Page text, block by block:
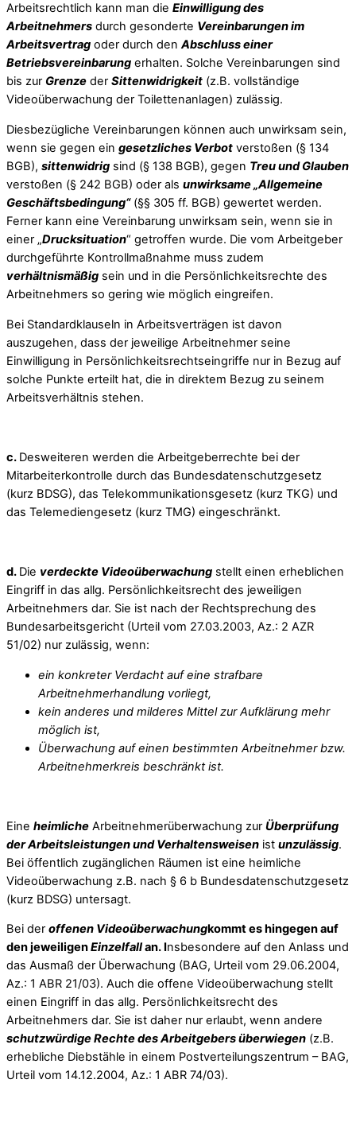
Arbeitsrechtlich kann man die Einwilligung des
Arbeitnehmers durch gesonderte Vereinbarungen im
Arbeitsvertrag oder durch denAbschluss einer
Betriebsvereinbarung erhalten. Solche Vereinbarungen sind
bis zur Grenze der Sittenwidrigkeit (z.B. vollständige
Videoüberwachung der Toilettenanlagen) zulässig.
Diesbezügliche Vereinbarungen können auch unwirksam sein,
wenn sie gegen ein gesetzliches Verbot verstoßen (§ 134
BGB), sittenwidrig sind (§ 138 BGB), gegen Treu und Glauben
verstoßen (§ 242 BGB) oder als unwirksame „Allgemeine
Geschäftsbedingung“(§§ 305 ff. BGB) gewertet werden.
Ferner kann eine Vereinbarung unwirksam sein, wenn sie in
einer „Drucksituation“ getroffen wurde. Die vom Arbeitgeber
durchgeführte Kontrollmaßnahme muss zudem
verhältnismäßig sein und in die Persönlichkeitsrechte des
Arbeitnehmers so gering wie möglich eingreifen.
Bei Standardklauseln in Arbeitsverträgen ist davon
auszugehen, dass der jeweilige Arbeitnehmer seine
Einwilligung in Persönlichkeitsrechtseingriffe nur in Bezug auf
solche Punkte erteilt hat, die in direktem Bezug zu seinem
Arbeitsverhältnis stehen.
c. Desweiteren werden die Arbeitgeberrechte bei der
Mitarbeiterkontrolle durch das Bundesdatenschutzgesetz
(kurz BDSG), das Telekommunikationsgesetz (kurz TKG) und
das Telemediengesetz (kurz TMG) eingeschränkt.
d. Die verdeckte Videoüberwachung stellt einen erheblichen
Eingriff in das allg. Persönlichkeitsrecht des jeweiligen
Arbeitnehmers dar. Sie ist nach der Rechtsprechung des
Bundesarbeitsgericht (Urteil vom 27.03.2003, Az.: 2 AZR
51/02) nur zulässig, wenn:
ein konkreter Verdacht auf eine strafbare
Arbeitnehmerhandlung vorliegt,
kein anderes und milderes Mittel zur Aufklärung mehr
möglich ist,
Überwachung auf einen bestimmten Arbeitnehmer bzw.
Arbeitnehmerkreis beschränkt ist.
Eine heimliche Arbeitnehmerüberwachung zur Überprüfung
der Arbeitsleistungen und Verhaltensweisen ist unzulässig.
Bei öffentlich zugänglichen Räumen ist eine heimliche
Videoüberwachung z.B. nach § 6 b Bundesdatenschutzgesetz
(kurz BDSG) untersagt.
Bei der offenen Videoüberwachungkommt es hingegen auf
den jeweiligenEinzelfallan. Insbesondere auf den Anlass und
das Ausmaß der Überwachung (BAG, Urteil vom 29.06.2004,
Az.: 1 ABR 21/03). Auch die offene Videoüberwachung stellt
einen Eingriff in das allg. Persönlichkeitsrecht des
Arbeitnehmers dar. Sie ist daher nur erlaubt, wenn andere
schutzwürdige Rechte des Arbeitgebers überwiegen (z.B.
erhebliche Diebstähle in einem Postverteilungszentrum – BAG,
Urteil vom 14.12.2004, Az.: 1 ABR 74/03).